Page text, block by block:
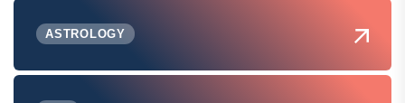
ASTROLOGY